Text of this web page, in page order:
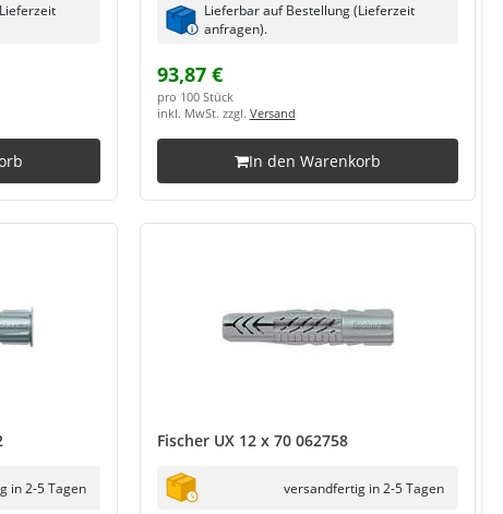
Lieferbar auf Bestellung (Lieferzeit
anfragen).
93,87 €
pro 100 Stück
inkl. MwSt. zzgl. Versand
In den Warenkorb
in 2-5 Tagen
Fischer UX 12 x 70 062758
versandfertig in 2-5 Tagen